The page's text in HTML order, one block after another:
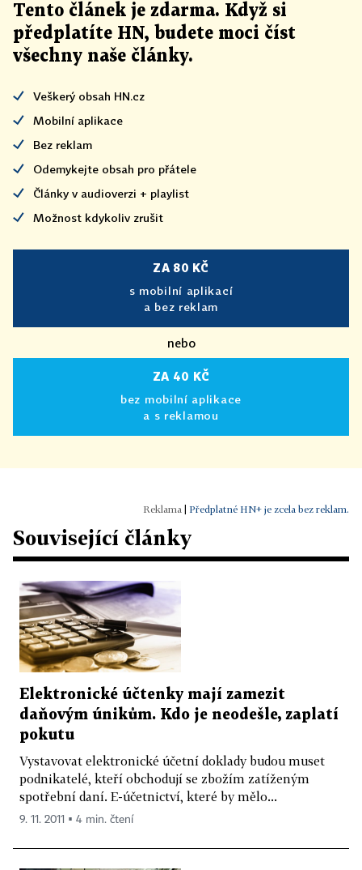
Tento článek je zdarma. Když si
předplatíte HN, budete moci číst
všechny naše články.
Veškerý obsah HN.cz
Mobilní aplikace
Bez reklam
Odemykejte obsah pro přátele
Články v audioverzi + playlist
Možnost kdykoliv zrušit
ZA 80 KČ
s mobilní aplikací
a bez reklam
nebo
ZA 40 KČ
bez mobilní aplikace
a s reklamou
Předplatné HN+ je zcela bez reklam.
Související články
Elektronické účtenky mají zamezit
daňovým únikům. Kdo je neodešle, zaplatí
pokutu
Vystavovat elektronické účetní doklady budou muset
podnikatelé, kteří obchodují se zbožím zatíženým
spotřební daní. E-účetnictví, které by mělo...
9. 11. 2011 ▪ 4 min. čtení